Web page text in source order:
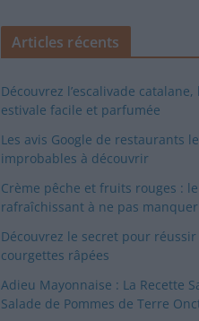
Articles récents
Découvrez l’escalivade
estivale facile et parfumée
Les avis Google de restaurants
improbables à découvrir
Crème pêche et fruits rouges :
rafraîchissant à ne pas manquer
Découvrez le secret pour
courgettes râpées
Adieu Mayonnaise : La Recette
Salade de Pommes de Terre